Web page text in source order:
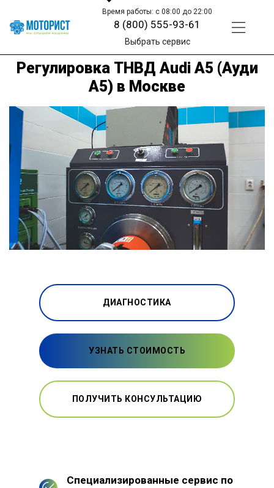
Время работы: с 08:00 до 22:00
8 (800) 555-93-61
Выбрать сервис
Регулировка ТНВД Audi A5 (Ауди
А5) в Москве
ДИАГНОСТИКА
УЗНАТЬ СТОИМОСТЬ
ПОЛУЧИТЬ КОНСУЛЬТАЦИЮ
Специализированные сервис по